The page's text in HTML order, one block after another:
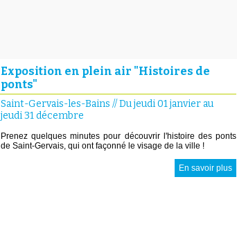
Exposition en plein air "Histoires de
ponts"
Saint-Gervais-les-Bains //Du jeudi 01 janvier au
jeudi 31 décembre
Prenez quelques minutes pour découvrir l'histoire des ponts
de Saint-Gervais, qui ont façonné le visage de la ville !
En savoir plus